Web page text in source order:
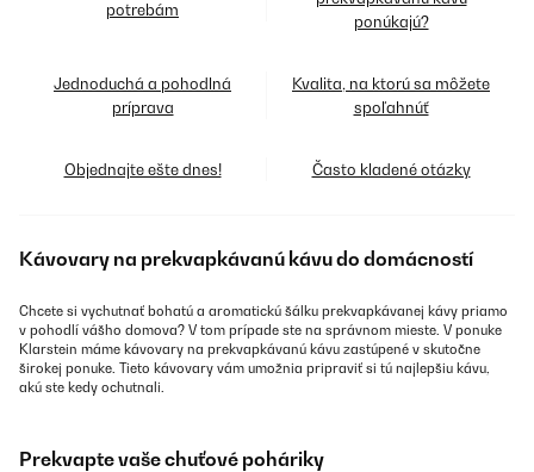
potrebám
ponúkajú?
Jednoduchá a pohodlná
príprava
Kvalita, na ktorú sa môžete
spoľahnúť
Objednajte ešte dnes! Často kladené otázky
Kávovary na prekvapkávanú kávu do domácností
Chcete si vychutnať bohatú a aromatickú šálku prekvapkávanej kávy priamo
v pohodlí vášho domova? V tom prípade ste na správnom mieste. V ponuke
Klarstein máme kávovary na prekvapkávanú kávu zastúpené v skutočne
širokej ponuke. Tieto kávovary vám umožnia pripraviť si tú najlepšiu kávu,
akú ste kedy ochutnali.
Prekvapte vaše chuťové poháriky